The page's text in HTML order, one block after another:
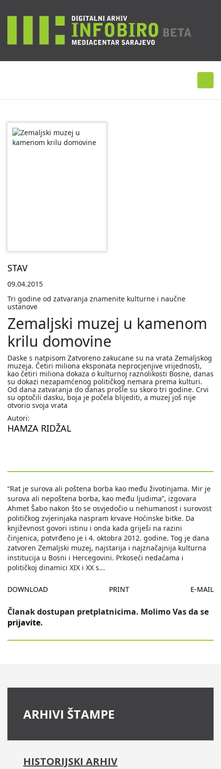
STAV
09.04.2015
Tri godine od zatvaranja znamenite kulturne i naučne
ustanove
Zemaljski muzej u kamenom
krilu domovine
Daske s natpisom Zatvoreno zakucane su na vrata Zemaljskog
muzeja. Četiri miliona eksponata neprocjenjive vrijednosti,
kao četiri miliona dokaza o kulturnoj raznolikosti Bosne, danas
su dokazi nezapamćenog političkog nemara prema kulturi.
Od dana zatvaranja do danas prošle su skoro tri godine. Crvi
su optočili dasku, boja je počela blijediti, a muzej još nije
otvorio svoja vrata
Autori:
HAMZA RIDŽAL
“Rat je surova ali poštena borba kao među životinjama. Mir je
surova ali nepoštena borba, kao među ljudima”, izgovara
Ahmet Šabo nakon što se osvjedočio u nehumanost i surovost
političkog zvjerinjaka naspram krvave Hoćinske bitke. Da
književnost govori istinu i onda kada griješi na razini
činjenica, potvrđeno je i 4. oktobra 2012. godine. Tog je dana
zatvoren Zemaljski muzej, najstarija i najznačajnija kulturna
institucija u Bosni i Hercegovini. Prkoseći nedaćama i
političkoj dinamici XIX i XX s...
DOWNLOAD PRINT E-MAIL
Članak dostupan pretplatnicima. Molimo Vas da se
prijavite.
ARHIVI ŠTAMPE
HISTORIJSKI ARHIV